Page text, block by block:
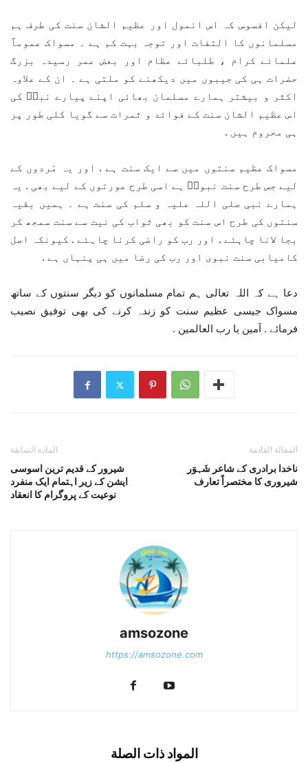
لیکن افسوس کہ اس انمول اور عظیم الشان سنت کی طرف ہم
مسلمانوں کا التفات اور توجہ بہت کم ہے ۔ مسواک عموماً
علمائے کرام ، طلبائے عظام اور بعض عمر رسیدہ بزرگ
حضرات ہی کی جیبوں میں دیکھنے کو ملتی ہے ۔ ان کے علاوہ
اکثر و بیشتر ہمارے مسلمان بھائی اپنے پیارے نبیؐ کی
اس عظیم الشان سنت کے فوائد و ثمرات سے گویا کلی طور پر
ہی محروم ہیں .
مسواک عظیم سنتوں میں سے ایک سنت ہے . اور یہ مَردوں کے
لیے جس طرح سنت نبویؐ ہے اسی طرح عورتوں کے لیے بھی . یہ
ہمارے نبی صلی اللہ علیہ و سلم کی سنت ہے ۔ ہمیں بقیہ
سنتوں کی طرح اس سنت کو بھی ثواب کی نیت سے سنت سمجھ کر
بجا لانا چاہئے . اور رب کو راضی کرنا چاہئے . کیونکہ اصل
کامیابی سنت نبوی اور رب کی رضا میں ہی پنہاں ہے .
دعا ہے کہ اللہ تعالی ہم تمام مسلمانوں کو دیگر سنتوں کے ساتھ
مسواک جیسی عظیم سنت کو زندہ کرنے کی بھی توفیق نصیب
فرمائے . آمین یا رب العالمین .
المادة السابقة
شیرور کے قدیم ترین اسوسی
ایشن کے زیر اہتمام ایک منفرد
نوعیت کے پروگرام کا انعقاد
المقالة القادمة
ناخدا برادری کے شاعر شَہوَر
شیروری کا مختصراً تعارف
amsozone
https://amsozone.com
المواد ذات الصلة